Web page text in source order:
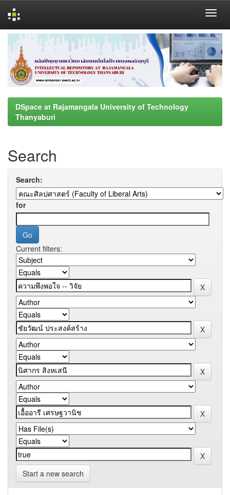
navigation
DSpace at Rajamangala University of Technology
Thanyaburi
Search
Search:
for
Current filters:
Start a new search